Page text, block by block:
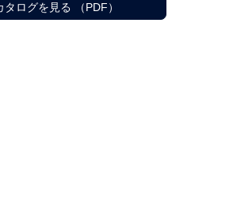
ログを見る （PDF）